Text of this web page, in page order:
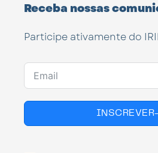
Receba nossas
Participe ativamente do